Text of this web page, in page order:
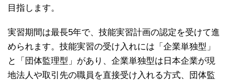
目指します。
実習期間は最長5年で、技能実習計画の認定を受けて進
められます。技能実習の受け入れには「企業単独型」
と「団体監理型」があり、企業単独型は日本企業が現
地法人や取引先の職員を直接受け入れる方式、団体監